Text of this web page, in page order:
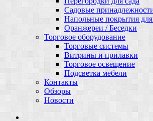
Садовые
Напольные покрытия для
Оранжереи / Беседки
Торговое оборудование
Торговые системы
Витрины и прилавки
Торговое освещение
Подсветка мебели
Контакты
Обзоры
Новости